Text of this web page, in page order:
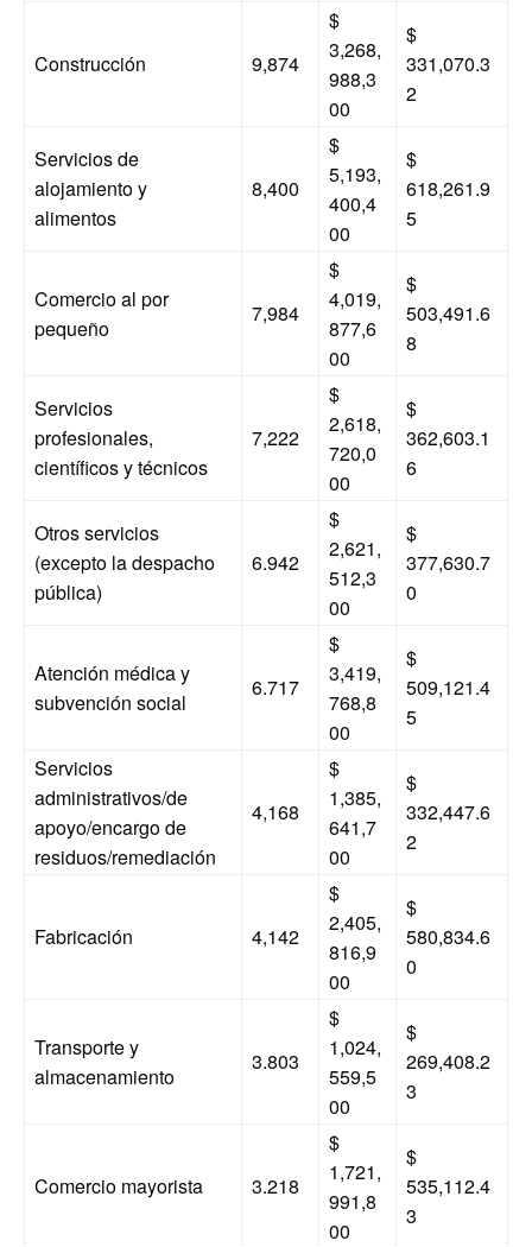
Construcción 9,874
$
3,268,
988,3
00
$
331,070.3
2
Servicios de
alojamiento y
alimentos
8,400
$
5,193,
400,4
00
$
618,261.9
5
Comercio al por
pequeño
7,984
$
4,019,
877,6
00
$
503,491.6
8
Servicios
profesionales,
científicos y técnicos
7,222
$
2,618,
720,0
00
$
362,603.1
6
Otros servicios
(excepto la despacho
pública)
6.942
$
2,621,
512,3
00
$
377,630.7
0
Atención médica y
subvención social
6.717
$
3,419,
768,8
00
$
509,121.4
5
Servicios
administrativos/de
apoyo/encargo de
residuos/remediación
4,168
$
1,385,
641,7
00
$
332,447.6
2
Fabricación 4,142
$
2,405,
816,9
00
$
580,834.6
0
Transporte y
almacenamiento
3.803
$
1,024,
559,5
00
$
269,408.2
3
Comercio mayorista 3.218
$
1,721,
991,8
00
$
535,112.4
3